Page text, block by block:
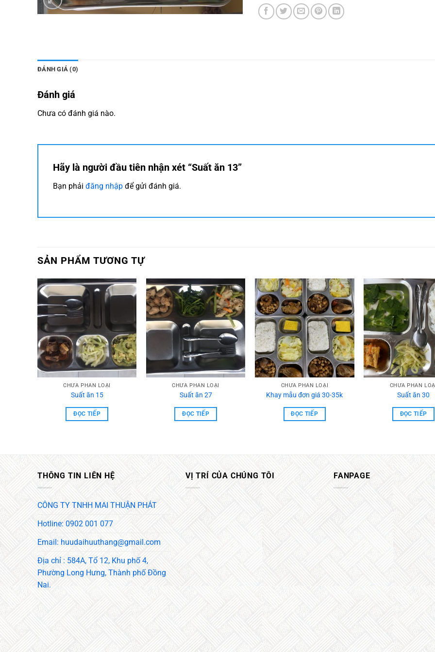
ĐÁNH GIÁ (0)
Đánh giá
Chưa có đánh giá nào.
Hãy là người đầu tiên nhận xét “Suất ăn 13”
Bạn phải đăng nhập để gửi đánh giá.
SẢN PHẨM TƯƠNG TỰ
CHƯA PHẦN LOẠI
Suất ăn 15
ĐỌC TIẾP
CHƯA PHẦN LOẠI
Suất ăn 27
ĐỌC TIẾP
CHƯA PHẦN LOẠI
Khay mẫu đơn giá 30-35k
ĐỌC TIẾP
CHƯA PHẦN
Suất ăn 30
ĐỌC TIẾP
THÔNG TIN LIÊN HỆ
CÔNG TY TNHH MAI THUẬN PHÁT
Hotline: 0902 001 077
Email: huudaihuuthang@gmail.com
Địa chỉ : 584A, Tổ 12, Khu phố 4,
Phường Long Hưng, Thành phố Đồng
Nai.
VỊ TRÍ CỦA CHÚNG TÔI FANPAGE